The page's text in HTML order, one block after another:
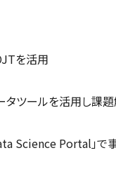
を活用
タツールを活用し課
Science Portal」で